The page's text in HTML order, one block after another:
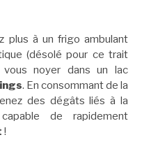
plus à un frigo ambulant
(désolé pour ce trait
vous noyer dans un lac
. En consommant de la
des dégâts liés à la
de rapidement
!